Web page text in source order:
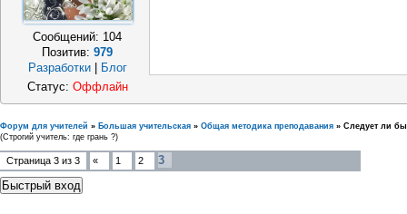
Сообщений: 104
Позитив:979
Разработки
Блог
Статус: Оффлайн
Форум для учителей » Большая учительская » Общая методика преподавания » Следует ли
(Строгий учитель: где грань ?)
Страница 3 из 3 « 1 2 3